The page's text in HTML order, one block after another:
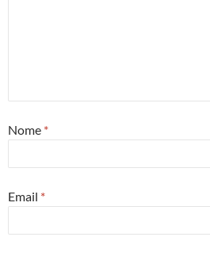
Nome *
Email *